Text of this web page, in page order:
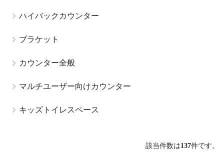
ハイバックカウンター
ブラケット
カウンター全般
マルチユーザー向けカウンター
キッズトイレスペース
該当件数は137件です。